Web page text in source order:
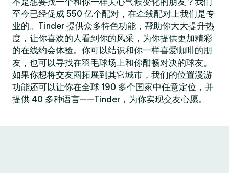
至今已经促成 550 亿个配对，在牵线配对上我们是专
业的。Tinder 提供众多特色功能，帮助你大大提升热
度，让你喜欢的人看到你的风采，为你提供更加精彩
的在线约会体验。你可以结识和你一样喜爱咖啡的朋
友，也可以寻找在羽毛球场上和你酣畅对决的球友。
如果你想将交友圈拓展到其它城市，我们的位置漫游
功能还可以让你在全球 190 多个国家中任意定位，并
提供 40 多种语言——Tinder，为你实现交友心愿。